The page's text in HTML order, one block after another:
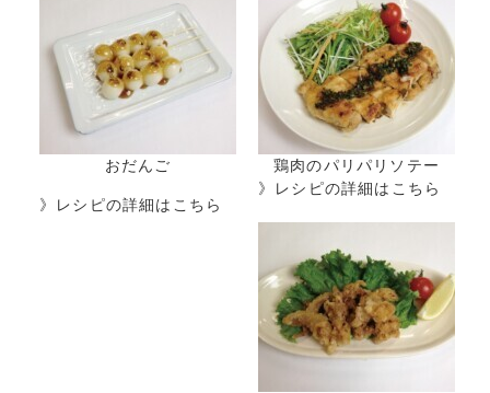
おだんご
》レシピの詳細はこちら
鶏肉のパリパリソテー
》レシピの詳細はこちら